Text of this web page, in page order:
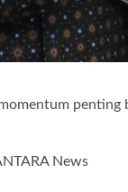
penting
News